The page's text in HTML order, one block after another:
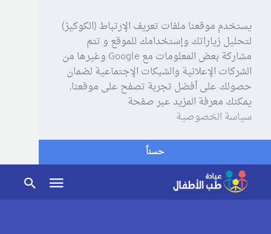
يستخدم موقعنا ملفات تعريف الإرتباط (الكوكيز)
لتحليل زياراتك وإستخدامك للموقع و تتم
مشاركة بعض المعلومات مع Google وغيرها من
الشركات الإعلانية والشبكات الإجتماعية لضمان
حصولك على أفضل تجربة تصفح على موقعنا,
يمكنك معرفة المزيد عبر صفحة
سياسة الخصوصية
حسناً